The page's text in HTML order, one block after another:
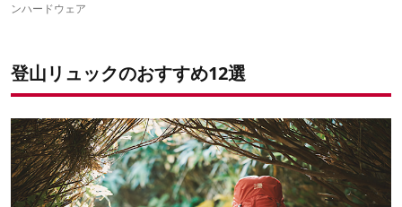
ンハードウェア
登山リュックのおすすめ12選